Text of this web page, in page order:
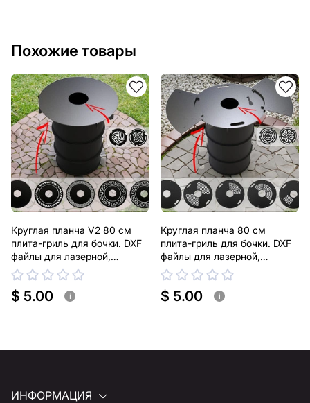
Похожие товары
Круглая планча V2 80 см
плита-гриль для бочки. DXF
файлы для лазерной,
плазменной резки
$ 5.00 i
Круглая планча 80 см
плита-гриль для бочки. DXF
файлы для лазерной,
плазменной резки
$ 5.00 i
ИНФОРМАЦИЯ